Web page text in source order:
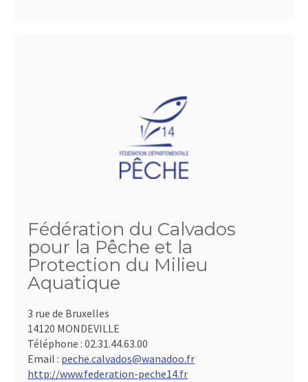
Fédération du Calvados
pour la Pêche et la
Protection du Milieu
Aquatique
3 rue de Bruxelles
14120 MONDEVILLE
Téléphone : 02.31.44.63.00
Email : peche.calvados@wanadoo.fr
http://www.federation-peche14.fr